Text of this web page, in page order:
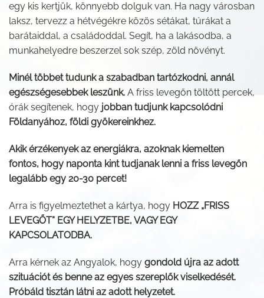
egy kis kertjük, könnyebb dolguk van. Ha nagy városban
laksz, tervezz a hétvégékre közös sétákat, túrákat a
barátaiddal, a családoddal. Segít, ha a lakásodba, a
munkahelyedre beszerzel sok szép, zöld növényt.
Minél többet tudunk a szabadban tartózkodni, annál
egészségesebbek leszünk. A friss levegőn töltött percek,
órák segítenek, hogy jobban tudjunk kapcsolódni
Földanyához, földi gyökereinkhez.
Akik érzékenyek az energiákra, azoknak kiemelten
fontos, hogy naponta kint tudjanak lenni a friss levegőn
legalább egy 20-30 percet!
Arra is figyelmeztethet a kártya, hogy HOZZ „FRISS
LEVEGŐT” EGY HELYZETBE, VAGY EGY
KAPCSOLATODBA.
Arra kérnek az Angyalok, hogy gondold újra az adott
szituációt és benne az egyes szereplők viselkedését.
Próbáld tisztán látni az adott helyzetet.